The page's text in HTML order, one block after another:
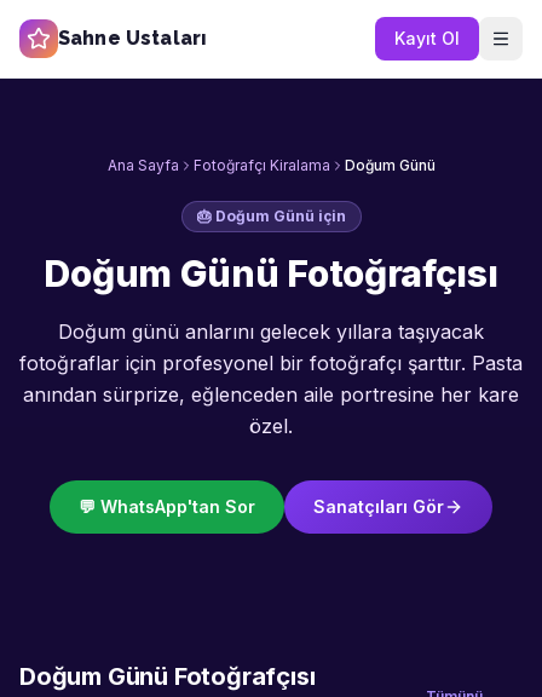
Sahne Ustaları Kayıt Ol
Ana Sayfa Fotoğrafçı Kiralama Doğum Günü
🎂 Doğum Günü için
Doğum Günü Fotoğrafçısı
Doğum günü anlarını gelecek yıllara taşıyacak
fotoğraflar için profesyonel bir fotoğrafçı şarttır. Pasta
anından sürprize, eğlenceden aile portresine her kare
özel.
💬 WhatsApp'tan Sor Sanatçıları Gör
Doğum Günü Fotoğrafçısı